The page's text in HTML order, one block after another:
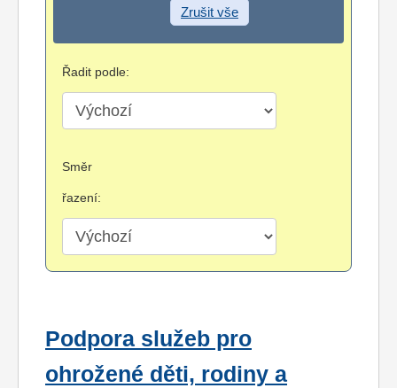
Zrušit vše
Řadit podle:
Směr
řazení:
Podpora služeb pro
ohrožené děti, rodiny a